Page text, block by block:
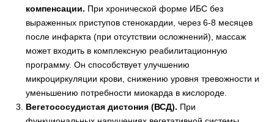
компенсации. При хронической форме ИБС без
выраженных приступов стенокардии, через 6-8 месяцев
после инфаркта (при отсутствии осложнений), массаж
может входить в комплексную реабилитационную
программу. Он способствует улучшению
микроциркуляции крови, снижению уровня тревожности и
уменьшению потребности миокарда в кислороде.
Вегетососудистая дистония (ВСД). При